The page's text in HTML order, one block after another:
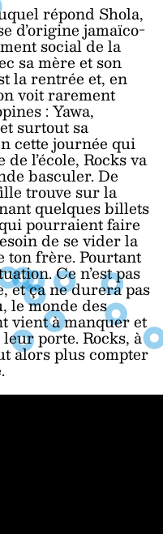
répond Shola,
d’origine jamaïco-
social de la
sa mère et son
la rentrée et, en
voit rarement
: Yawa,
surtout sa
cette journée qui
l’école, Rocks va
basculer. De
trouve sur la
quelques billets
pourraient faire
de se vider la
ton frère. Pourtant
Ce n’est pas
et ça ne durera pas
le monde des
vient à manquer et
porte. Rocks, à
alors plus compter